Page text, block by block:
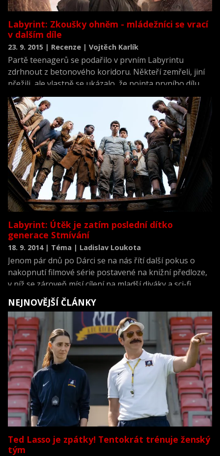
Labyrint: Zkoušky ohněm - mládežníci se vrací
v dalším díle
23. 9. 2015 | Recenze | Vojtěch Karlík
Partě teenagerů se podařilo v prvním Labyrintu
zdrhnout z betonového koridoru. Někteří zemřeli, jiní
přežili, ale vlastně se ukázalo, že pointa prvního dílu
stojí na tolik vachrlatých základech, že se prostě na
druhý díl musíte těšit. Kam až jsou filmaři ochotni zajít,
aby nás v díle nazvaném Zkoušky ohněm donutili
zaplatit za lístek do kina? Odpověď asi příliš nepotěší.
Nikam daleko.
Labyrint: Útěk je zatím poslední dítko
generace Stmívání
18. 9. 2014 | Téma | Ladislav Loukota
Jenom pár dnů po Dárci se na nás řítí další pokus o
nakopnutí filmové série postavené na knižní předloze,
v níž se zároveň mísí cílení na mladší diváky a sci-fi
prvky. Labyrint: Útěk možná protřelé diváky
nepřekvapí, jim však ani není určen. Jak si zatím
deriváty Stmívání vedou, a kdy jim bude konec?
Odpovědi vás možná překvapí.
NEJNOVĚJŠÍ ČLÁNKY
Ted Lasso je zpátky! Tentokrát trénuje ženský
tým